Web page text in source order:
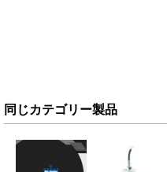
同じカテゴリー製品